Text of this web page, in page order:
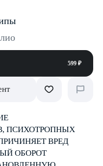
599 ₽
ПСИХОТРОПНЫХ
ВРЕД
ОБОРОТ